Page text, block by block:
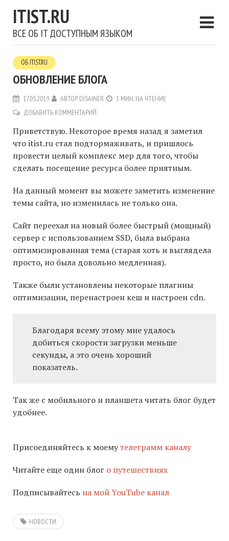
ITIST.RU
ВСЕ ОБ IT ДОСТУПНЫМ ЯЗЫКОМ
ОБ ITIST.RU
ОБНОВЛЕНИЕ БЛОГА
17.05.2019 АВТОР DISAINER
1 МИН. НА ЧТЕНИЕ
ДОБАВИТЬ КОММЕНТАРИЙ
Приветствую. Некоторое время назад я заметил
что itist.ru стал подтормаживать, и пришлось
провести целый комплекс мер для того, чтобы
сделать посещение ресурса более приятным.
На данный момент вы можете заметить изменение
темы сайта, но изменилась не только она.
Сайт переехал на новый более быстрый (мощный)
сервер с использованием SSD, была выбрана
оптимизированная тема (старая хоть и выглядела
просто, но была довольно медленная).
Также были установлены некоторые плагины
оптимизации, перенастроен кеш и настроен cdn.
Благодаря всему этому мне удалось
добиться скорости загрузки меньше
секунды, а это очень хороший
показатель.
Так же с мобильного и планшета читать блог будет
удобнее.
Присоединяйтесь к моемутелеграмм каналу
Читайте еще один блог о путешествиях
Подписывайтесь на мой YouTube канал
НОВОСТИ